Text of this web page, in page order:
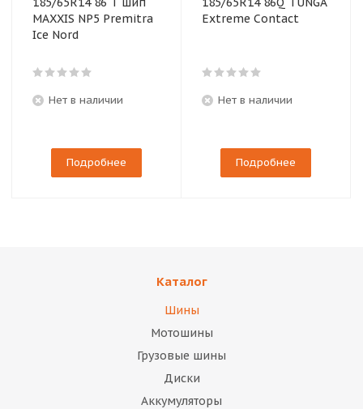
MAXXIS NP5 Premitra
Ice Nord
Нет в наличии
Подробнее
Extreme Contact
Нет в наличии
Подробнее
Каталог
Шины
Мотошины
Грузовые шины
Диски
Аккумуляторы